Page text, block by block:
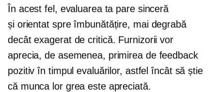
În acest fel, evaluarea ta pare sinceră
și orientat spre îmbunătățire, mai degrabă
decâtexagerat de critică. Furnizorii vor
aprecia, de asemenea, primirea de feedback
pozitiv în timpul evaluărilor, astfel încât să știe
că munca lor grea este apreciată.